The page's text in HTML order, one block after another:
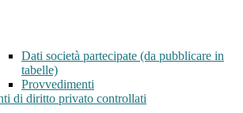
Dati società partecipate (da pubblicare in
tabelle)
Provvedimenti
di diritto privato controllati